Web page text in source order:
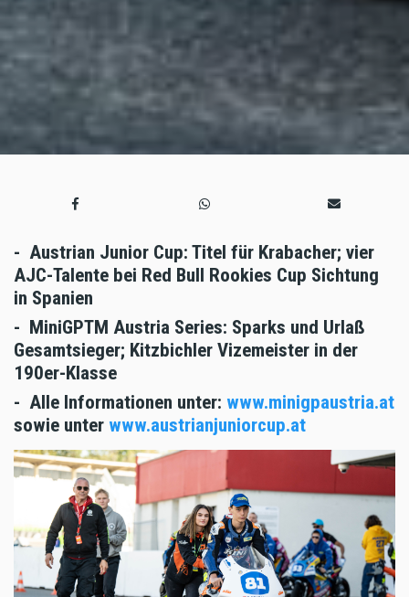
- Austrian Junior Cup: Titel für Krabacher; vier
AJC-Talente bei Red Bull Rookies Cup Sichtung
in Spanien
- MiniGPTM Austria Series: Sparks und Urlaß
Gesamtsieger; Kitzbichler Vizemeister in der
190er-Klasse
- Alle Informationen unter: www.minigpaustria.at
sowie unter www.austrianjuniorcup.at